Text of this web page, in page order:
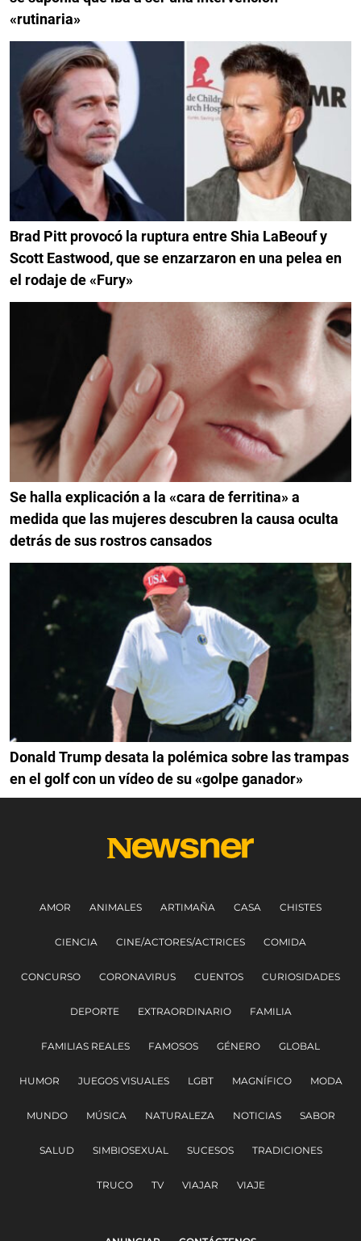
«rutinaria»
Brad Pitt provocó la ruptura entre Shia LaBeouf y
Scott Eastwood, que se enzarzaron en una pelea en
el rodaje de «Fury»
Se halla explicación a la «cara de ferritina» a
medida que las mujeres descubren la causa oculta
detrás de sus rostros cansados
Donald Trump desata la polémica sobre las trampas
en el golf con un vídeo de su «golpe ganador»
AMOR ANIMALES ARTIMAÑA CASA CHISTES
CIENCIA CINE/ACTORES/ACTRICES COMIDA
CONCURSO CORONAVIRUS CUENTOS CURIOSIDADES
DEPORTE EXTRAORDINARIO FAMILIA
FAMILIAS REALES FAMOSOS GÉNERO GLOBAL
HUMOR JUEGOS VISUALES LGBT MAGNÍFICO MODA
MUNDO MÚSICA NATURALEZA NOTICIAS SABOR
SALUD SIMBIOSEXUAL SUCESOS TRADICIONES
TRUCO TV VIAJAR VIAJE